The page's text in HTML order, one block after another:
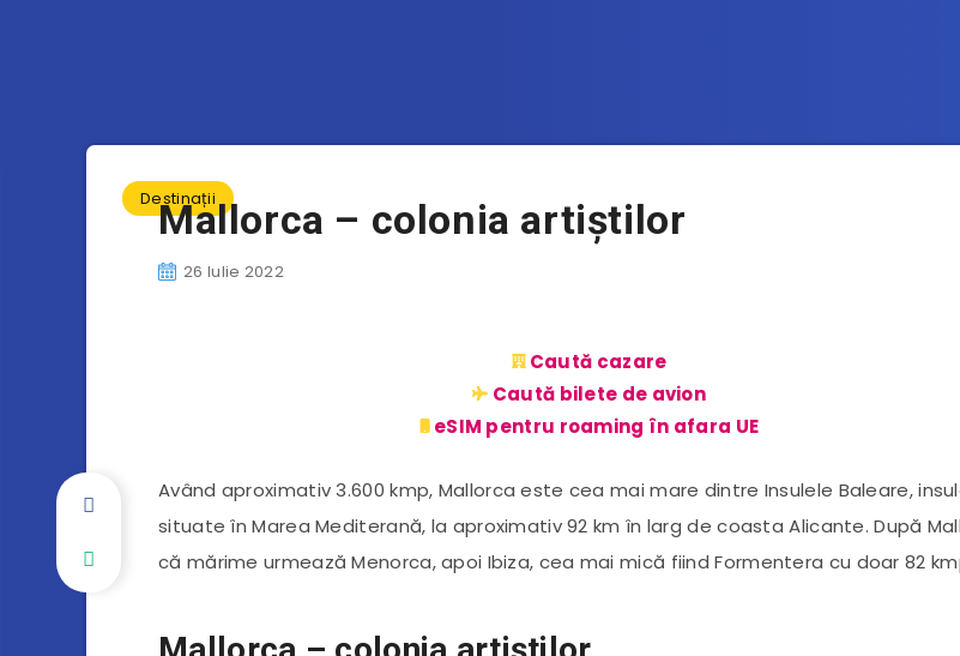
Destinații
Mallorca – colonia artiștilor
26 Iulie 2022
Caută cazare
Caută bilete de avion
eSIM pentru roaming în afara UE
Având aproximativ 3.600 kmp, Mallorca este cea mai mare dintre Insulele Baleare,
situate în Marea Mediterană, la aproximativ 92 km în larg de coasta Alicante. După
că mărime urmează Menorca, apoi Ibiza, cea mai mică fiind Formentera cu doar 82